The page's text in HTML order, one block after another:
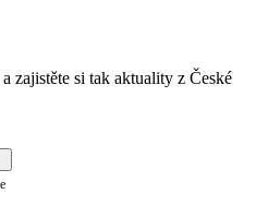
zajistěte si tak aktuality z České